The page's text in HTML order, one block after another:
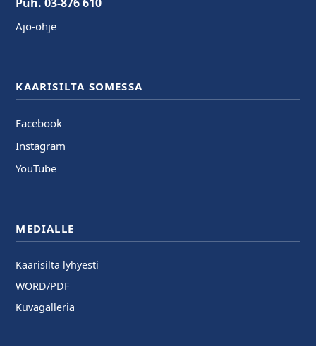
Ajo-ohje
KAARISILTA SOMESSA
Facebook
Instagram
YouTube
MEDIALLE
Kaarisilta lyhyesti
WORD/PDF
Kuvagalleria